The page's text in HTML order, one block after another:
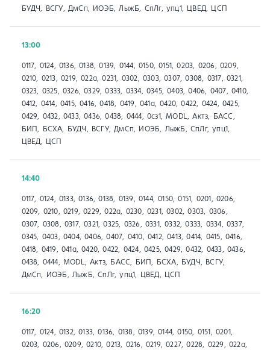
БУДЧ, ВСГУ, ДмСп, ИОЭБ, ЛыжБ, СпЛг, упц1, ЦВЕД, ЦСП
13:00
0117, 0124, 0136, 0138, 0139, 0144, 0150, 0151, 0203, 0206, 0209,
0210, 0213, 0219, 022а, 0231, 0302, 0303, 0307, 0308, 0317, 0321,
0323, 0325, 0326, 0329, 0333, 0334, 0345, 0403, 0406, 0407, 0410,
0412, 0414, 0415, 0416, 0418, 0419, 041a, 0420, 0422, 0424, 0425,
0429, 0432, 0433, 0436, 0438, 0444, 0сз1, MODL, Актз, БАСС,
БИП, БСХА, БУДЧ, ВСГУ, ДмСп, ИОЭБ, ЛыжБ, СпЛг, упц1,
ЦВЕД, ЦСП
14:40
0117, 0124, 0133, 0136, 0138, 0139, 0144, 0150, 0151, 0201, 0206,
0209, 0210, 0219, 0229, 022а, 0230, 0231, 0302, 0303, 0306,
0307, 0308, 0317, 0321, 0325, 0326, 0331, 0332, 0333, 0334, 0337,
0345, 0403, 0404, 0406, 0407, 0410, 0412, 0413, 0414, 0415, 0416,
0418, 0419, 041a, 0420, 0422, 0424, 0425, 0429, 0432, 0433, 0436,
0438, 0444, MODL, Актз, БАСС, БИП, БСХА, БУДЧ, ВСГУ,
ДмСп, ИОЭБ, ЛыжБ, СпЛг, упц1, ЦВЕД, ЦСП
16:20
0117, 0124, 0132, 0133, 0136, 0138, 0139, 0144, 0150, 0151, 0201,
0203, 0206, 0209, 0210, 0213, 0216, 0219, 0227, 0228, 0229, 022а,